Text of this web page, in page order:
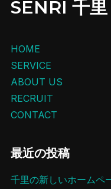
SENRI 千里
HOME
SERVICE
ABOUT US
RECRUIT
CONTACT
最近の投稿
千里の新しいホームペ